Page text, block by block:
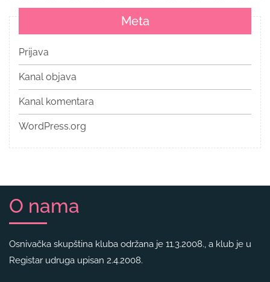
Meta
Prijava
Kanal objava
Kanal komentara
WordPress.org
O nama
Osnivačka skupština kluba održana je 11.3.2008., a klub je u
Registar udruga upisan 2.4.2008.